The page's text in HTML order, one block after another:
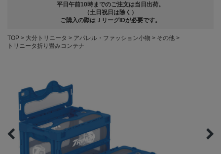
平日午前10時までのご注文は当日出荷。
（土日祝日は除く）
ご購入の際はＪリーグIDが必要です。
TOP 大分トリニータ アパレル・ファッション小物
その他
トリニータ折り畳みコンテナ